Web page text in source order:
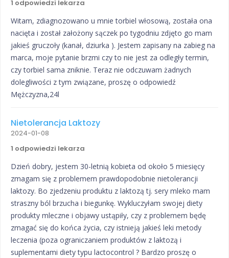
1 odpowiedzi lekarza
Witam, zdiagnozowano u mnie torbiel włosową, została ona
nacięta i został założony sączek po tygodniu zdjęto go mam
jakieś gruczoły (kanał, dziurka ). Jestem zapisany na zabieg na
marca, moje pytanie brzmi czy to nie jest za odległy termin,
czy torbiel sama zniknie. Teraz nie odczuwam żadnych
dolegliwości z tym związane, proszę o odpowiedź
Mężczyzna,24l
Nietolerancja Laktozy
2024-01-08
1 odpowiedzi lekarza
Dzień dobry, jestem 30-letnią kobieta od około 5 miesięcy
zmagam się z problemem prawdopodobnie nietolerancji
laktozy. Bo zjedzeniu produktu z laktozą tj. sery mleko mam
straszny ból brzucha i biegunkę. Wykluczyłam swojej diety
produkty mleczne i objawy ustąpiły, czy z problemem będę
zmagać się do końca życia, czy istnieją jakieś leki metody
leczenia (poza ograniczaniem produktów z laktozą i
suplementami diety typu lactocontrol ? Bardzo proszę o